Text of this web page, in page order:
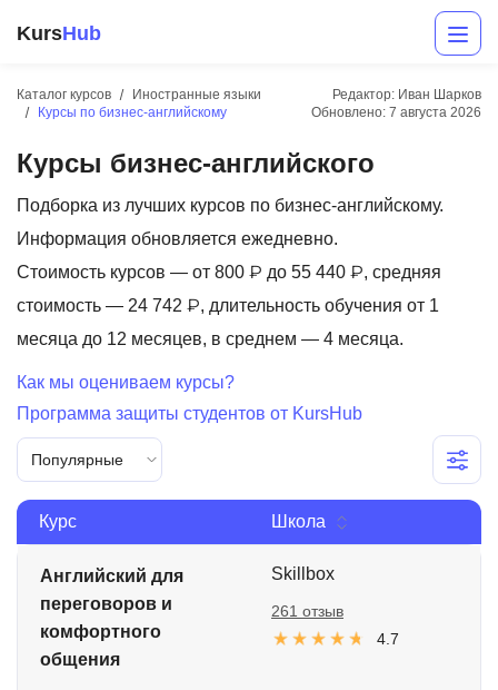
KursHub
Каталог курсов
Иностранные языки
Курсы по бизнес-английскому
Редактор: Иван Шарков
Обновлено: 7 августа 2026
Курсы бизнес-английского
Подборка из лучших курсов по бизнес-английскому.
Информация обновляется ежедневно.
Стоимость курсов — от 800 ₽ до 55 440 ₽, средняя
стоимость — 24 742 ₽, длительность обучения от 1
месяца до 12 месяцев, в среднем — 4 месяца.
Как мы оцениваем курсы?
Программа защиты студентов от KursHub
Популярные
Курс Школа
Английский для
переговоров и
комфортного
общения
Skillbox
4.7
261 отзыв
Разработка
Маркетинг
Дизайн
Аналитика
Менеджмент
Иностранные языки
Soft Skills
ДПО
Детям